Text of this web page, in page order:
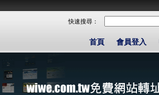
快速搜尋：
首頁 會員登入